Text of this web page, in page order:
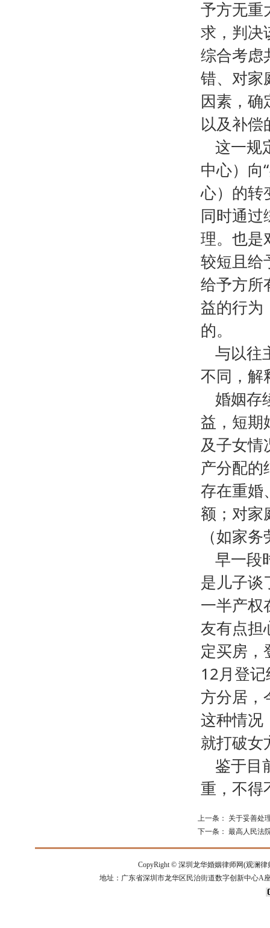
予方无重
求，判决
综合考虑
错、对家
因素，确
以及补偿
这一规
中心）向
心）的转
同时通过
理。也是
较短且给
给予方所
益的行为
的。
与以往
不同，解
婚姻存
益，短期
及子女情
产分配的
存在重婚
额；对家
（如家
早一段
是儿子谈
一半产权
友有点担
定买房，
12月登
方分居，
这种情况
就打破女
鉴于目
重，不得
上一条：
关于妥善处
下一条： 最高人民法
CopyRight © 深圳龙华婚姻律师网(观澜律
地址：广东省深圳市龙华区民治街道数字创新中心